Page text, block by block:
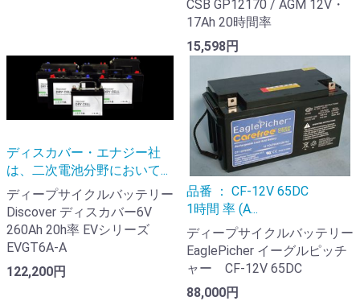
CSB GP12170 / AGM 12V・
17Ah 20時間率
15,598円
ディスカバー・エナジー社
は、二次電池分野において...
ディープサイクルバッテリー
Discover ディスカバー6V
260Ah 20h率 EVシリーズ
EVGT6A-A
122,200円
品番 ： CF-12V 65DC
1時間 率 (A...
ディープサイクルバッテリー
EaglePicher イーグルピッチ
ャー CF-12V 65DC
88,000円